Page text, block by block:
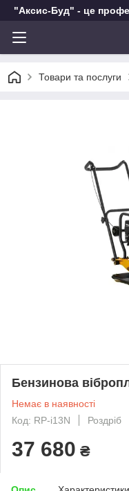
"Аксис-Буд" - це
Товари та послуги
Бензинова
Немає в наявності
Код: RP-i13N
Роздріб
37 680 ₴